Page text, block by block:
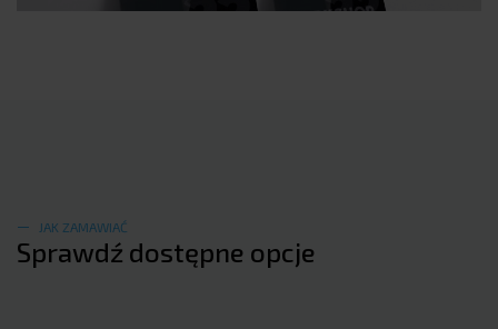
JAK ZAMAWIAĆ
Sprawdź dostępne opcje